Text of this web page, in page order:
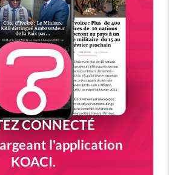
CONNECTÉ
l'application
KOACI.